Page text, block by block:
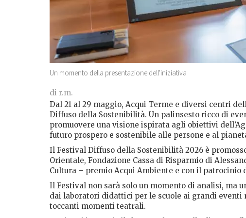
Un momento della presentazione dell'iniziativa
di r.m.
Dal 21 al 29 maggio, Acqui Terme e diversi centri
Diffuso della Sostenibilità. Un palinsesto ricco di
promuovere una visione ispirata agli obiettivi
futuro prospero e sostenibile alle persone e al
Il Festival Diffuso della Sostenibilità 2026 è
Orientale, Fondazione Cassa di Risparmio di
Cultura – premio Acqui Ambiente e con il patrocinio
Il Festival non sarà solo un momento di analisi, ma
dai laboratori didattici per le scuole ai grandi
toccanti momenti teatrali.